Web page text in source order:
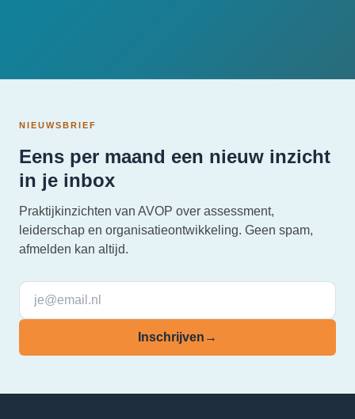
NIEUWSBRIEF
Eens per maand een nieuw inzicht
in je inbox
Praktijkinzichten van AVOP over assessment,
leiderschap en organisatieontwikkeling. Geen spam,
afmelden kan altijd.
Inschrijven →